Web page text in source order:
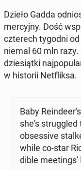
Dzieło Gadda
mer­cyj­ny. Dość
czte­rech tygodni
niemal 60 mln razy.
dzie­siąt­ki
w hi­sto­rii Net­flik­sa.
Baby
she's
ob­ses­si­ve
while co-star
di­ble me­eting­s'